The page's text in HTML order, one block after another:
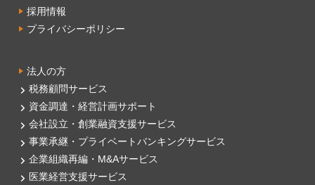
採用情報
プライバシーポリシー
法人の方
税務顧問サービス
資金調達・経営計画サポート
会社設立・創業融資支援サービス
事業承継・プライベートバンキングサービス
企業組織再編・M&Aサービス
医業経営支援サービス